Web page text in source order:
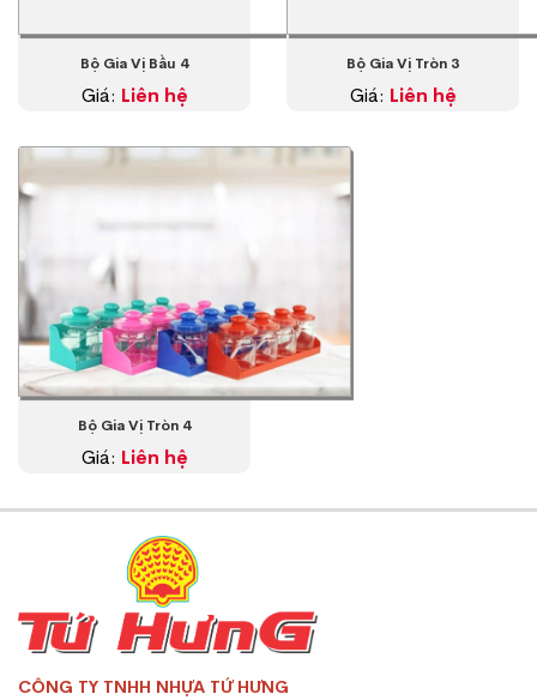
Bộ Gia Vị Bầu 4
Giá: Liên hệ
Bộ Gia Vị Tròn 3
Giá: Liên hệ
Bộ Gia Vị Tròn 4
Giá: Liên hệ
CÔNG TY TNHH NHỰA TỨ HƯNG